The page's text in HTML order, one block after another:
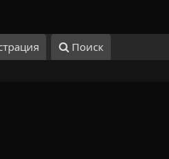
Поиск